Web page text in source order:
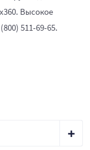
Высокое
511-69-65.